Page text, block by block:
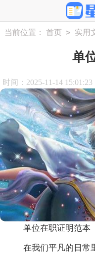
当前位置： 首页 > 实用
单
时间：2025-11-14 15:01:23
单位在职证明范本
在我们平凡的日常